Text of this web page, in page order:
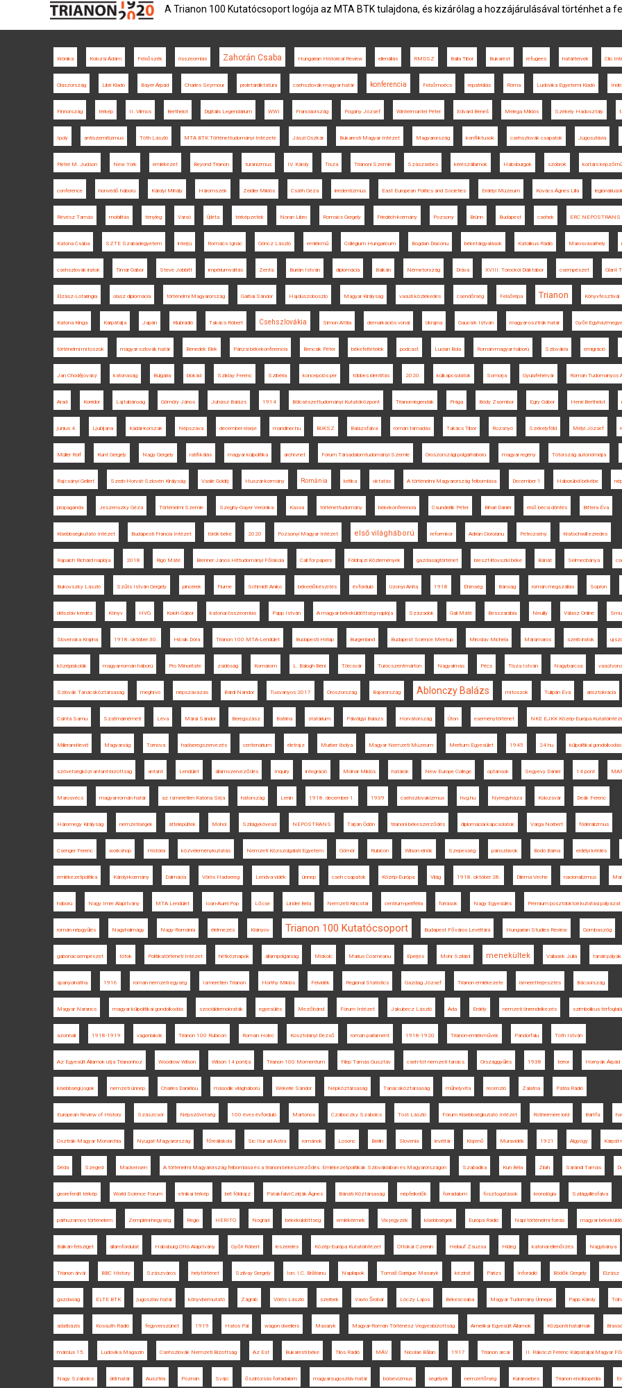
A Trianon 100 Kutatócsoport logója az MTA BTK tulajdona, és kizárólag a hozzájárulásával történhet a
Krónika Kolozsi Ádám Felsőszék összeomlás Zahorán Csaba Hungarian Historical Review ellenállás RMDSZ Balla Tibor Bukarest refugees határtervek Clio
Olaszország Libri Kiadó Bayer Árpád Charles Seymour proletárdiktatúra csehszlovák-magyar határ konferencia Felsőmoécs repatriálás Róma Ludovika Egyetemi Kiadó
Finnország térkép II. Vilmos Berthelot Digitális Legendárium WWI Franciaország Pogány József Wintermantel Péter Edvard Beneš Melega Miklós Székely Hadosztály
Ipoly antiszemitizmus Tóth László MTA BTK Történettudományi Intézete Jászi Oszkár Bukaresti Magyar Intézet Magyarország konfliktusok csehszlovák csapatok Jugoszlávia
Pieter M. Judson New York emlékezet Beyond Trianon turanizmus IV. Károly Tisza Trianoni Szemle Szászsebes kérészállamok Habsburgok szobrok kortárs
conference honvédő háború Károlyi Mihály Háromszék Zeidler Miklós Csáth Géza irredentizmus East European Politics and Societies Erdélyi Múzeum Kovács Ágnes Lilla legionáriusok
Révész Tamás mobilitás tényleg Varsó Újléta térképzetek Noran Libro Romsics Gergely Friedrich-kormány Pozsony Brünn Budapest csehek ERC NEPOSTRANS
Katona Csaba SZTE Szabadegyetem interjú Romsics Ignác Göncz László emlékmű Collegium Hungaricum Bogdan Diaconu béketárgyalások Katolikus Rádió Marosvásárhely
csehszlovák iratok Timár Gábor Steve Jobbitt impériumváltás Zenta Burián István diplomácia Balkán Németország Dráva XVIII. Torockói Diáktábor csempészet Glant
Elzász-Lotaringia olasz diplomácia történelmi Magyarország Garbai Sándor Hajdúszoboszló Magyar Királyság vasúti közlekedés csendőrség Felsőrépa Trianon Könyvfesztivál
Katona Kinga Kárpátalja Japán Klubrádió Takács Róbert Csehszlovákia Simon Attila demarkációs vonal Ukrajna Gaucsík István magyar-osztrák határ Győri
történelmi mítoszok magyar-szlovák határ Benedek Elek Párizsi békekonferencia Bencsik Péter békefeltételek podcast Lucian Boia Román-magyar háború Szlovákia emigráció
Jan Chodějovský katonaság Bulgária blokád Sziklay Ferenc Szibéria koncepciós per többes identitás 2020. külkapcsolatok Somorja Gyulafehérvár Román Tudományos
Arad Korridor Lajtabánság Gömöry János Juhász Balázs 1914 Bölcsészettudományi Kutatóközpont Trianon-legendák Prága Bódy Zsombor Egry Gábor Henri Berthelot
június 4. Ljubljana Kádár-korszak Népszava december elseje mandiner.hu BUKSZ Balázsfalva román támadás Takács Tibor Rozsnyó Székelyföld Mélyi József
Müller Rolf Kunt Gergely Nagy Gergely ratifikálás magyar külpolitika archívnet Fórum Társadalomtudományi Szemle Oroszországi polgárháború magyar regény Tótország autonómiája
Rajcsányi Gellért Szerb-Horvát-Szlovén Királyság Vasile Goldiș Huszár-kormány Románia kritika oktatás A történelmi Magyarország felbomlása December 1 Háborúból békébe
propaganda Jeszenszky Géza Történelmi Szemle Szeghy-Gayer Veronika Kassa történettudomány békekonferencia Csunderlik Péter Bihari Dániel első bécsi döntés Bittera Éva
Kisebbségkutató Intézet Budapesti Francia Intézet török béke 2020 Pozsonyi Magyar Intézet első világháború reformkor Adrian Cioroianu Petrozsény Kratochwill ezredes
Rapaich Richárd naplója 2018 Rigó Máté Brenner János Hittudományi Főiskola Call for papers Földrajzi Közlemények gazdaságtörténet breszt-litovszki béke Bánát Selmecbánya
Bukovszky László Szűts István Gergely pincérek Fiume Schmidt Anikó békeelőkészítés évforduló Uzonyi Anita 1918 Éhínség Bánság román megszállás Sopron
délszláv kérdés Könyv HVG Koloh Gábor katonai összeomlás Papp István A magyar békeküldöttség naplója Századok Gali Máté Besszarábia Neuilly Válasz Online
Slovenska Krajina 1918. október 30. Hicsik Dóra Trianon 100 MTA-Lendület Budapesti Hírlap Burgenland Budapest Science Meetup Miroslav Michela Máramaros szerb iratok
középiskolák magyar-román háború Pro Minoritate zsidóság Komárom L. Balogh Béni Törcsvár Turócszentmárton Nagyalmás Pécs Tisza István Nagybarcsa
Szlovák Tanácsköztársaság meghívó népszavazás Bárdi Nándor Tusványos 2017 Oroszország Bajorország Ablonczy Balázs mítoszok Tulipán Éva arisztokrácia
Csinta Samu Szatmárnémeti Léva Márai Sándor Beregszász Batrina statárium Pálvölgyi Balázs Horvátország Úton eseménytörténet NKE EJKK Közép-Európa
Millerand-levél Magyarság Tornova hadseregszervezés centenárium életrajz Murber Ibolya Magyar Nemzeti Múzeum Meritum Egyesület 1945 24.hu külpolitikai gondolkodás
szövetségközi antant-bizottság antant Lendület államszerveződés Inquiry integráció Molnár Miklós határok New Europe College optánsok Segyevy Dániel 14 pont
Marosvécs magyar-román határ az Ismeretlen Katona Sírja hátország Lenin 1918. december 1. 1939 csehszlovakizmus hvg.hu Nyíregyháza Kolozsvár Deák Ferenc
Háromegy Királyság nemzetiségek áttelepültek Mohol Szilágykövesd NEPOSTRANS Tarján Ödön trianoni békeszerződés diplomáciai kapcsolatok Varga Norbert föderalizmus
Csenger Ferenc workshop História közvéleménykutatás Nemzeti Közszolgálati Egyetem Gömör Rubicon Wilson elnök Szepesség pánszlávok Bodó Barna erdélyi kérdés
emlékezetpolitika Károlyi-kormány Dalmácia Vörös Hadsereg Lendva-vidék ünnep cseh csapatok Közép-Európa Világ 1918. október 28. Dilema Veche nacionalizmus
háború Nagy Imre Alapítvány MTA Lendület Ioan-Aurel Pop Lőcse Linder Béla Nemzeti Kincstár centrum-periféria források Nagy Egyesülés Prémium posztdoktori kutatási pályázat
román népgyűlés Nagyhalmágy Nagy-Románia élelmezés Kisinyov Trianon 100 Kutatócsoport Budapest Főváros Levéltára Hungarian Studies Review Gombaszög
gabonacsempészet tótok Politikatörténeti Intézet hétköznapok állampolgárság Miskolc Marius Cosmeanu Eperjes Mohr Szilárd menekültek Vallasek Júlia tanári pályák
spanyolnátha 1916 román nemzeti egység Ismeretlen Trianon Horthy Miklós Felvidék Regional Statistics Gazdag József Trianon emlékezete ismeretterjesztés Bácsország
Magyar Narancs magyar külpolitikai gondolkodás szociáldemokraták egyesülés Mezőbánd Fórum Intézet Jakubecz László Ada Erdély nemzeti önrendelkezés szimbolikus
azonnali 1918-1919 vagonlakók Trianon 100 Rubicon Roman Holec Kosztolányi Dezső román parlament 1918-1920 Trianon-emlékművek Pándorfalu Tóth István
Az Egyesült Államok útja Trianonhoz Woodrow Wilson Wilson 14 pontja Trianon 100 Momentum Filep Tamás Gusztáv cseh-tót nemzeti tanács Országgyűlés 1938 terror Hornyák Árpád
kisebbségi jogok nemzeti ünnep Charles Daniélou második világháború Wekerle Sándor Népköztársaság Tanácsköztársaság műhelyvita recenzió Zalatna Pátria Rádió
European Review of History Szászcsór Népszövetség 100 éves évforduló Martonos Czáboczky Szabolcs Tost László Fórum Kisebbségkutató Intézet Rothermere lord Bártfa
Osztrák-Magyar Monarchia Nyugat-Magyarország főreáliskola Sic Itur ad Astra románok Losonc Berlin Slovenia levéltár Kisjenő Muravidék 1921 Algyógy
Déda Szeged Mackensen A történelmi Magyarország felbomlása és a trianoni békeszerződés. Emlékezetpolitikák Szlovákiában és Magyarországon Szabadka Kun Béla Zilah Sárándi Tamás
georeferált térkép World Science Forum etnikai térkép brit földrajz Patakfalvi-Czirják Ágnes Bánáti Köztársaság népfelkelők forradalom fosztogatások kronológia Szilágyillésfalva
párhuzamos történelem Zempléni-hegység Regio HERITO Nógrád békeküldöttség emlékérmék Vix-jegyzék kisebbségek Európa Rádió Napi történelmi forrás magyar
Balkán-félsziget államfordulat Habsburg Ottó Alapítvány Győri Róbert leszerelés Közép-Európa Kutatóintézet Ottokar Czernin Heilauf Zsuzsa Hideg katonai ellenőrzés Nagybánya
Trianon árvái BBC History Szászváros helytörténet Szilvay Gergely Ion. I.C. Brătianu Napilapok Tomáš Garrigue Masaryk kézirat Párizs Inforádió Bödők Gergely Elzász
gazdaság ELTE BTK jugoszláv határ könyvbemutató Zágráb Vörös László szerbek Vavro Šrobár Lóczy Lajos Békéscsaba Magyar Tudomány Ünnepe Papp Károly
adatbázis Kossuth Rádió fegyverszünet 1919 Hatos Pál wagon dwellers Masaryk Magyar-Román Történész Vegyesbizottság Amerikai Egyesült Államok Központi hatalmak Brassó
március 15. Ludovika Magazin Csehszlovák Nemzeti Bizottság Az Est Bukaresti béke Tilos Rádió MÁV Nicolae Bălan 1917 Trianon arcai II. Rákóczi Ferenc Kárpátaljai Magyar
Nagy Szabolcs déli határ Ausztria Poznan Svájc őszirózsás forradalom magyar-jugoszláv határ bolsevizmus segélyek nemzetőrség Karánsebes Trianon enciklopédia